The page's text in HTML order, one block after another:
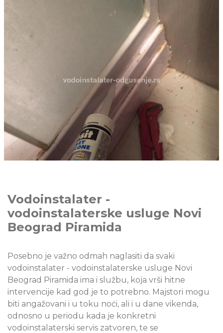
Vodoinstalater -
vodoinstalaterske usluge Novi
Beograd Piramida
Posebno je važno odmah naglasiti da svaki
vodoinstalater - vodoinstalaterske usluge Novi
Beograd Piramida ima i službu, koja vrši hitne
intervencije kad god je to potrebno. Majstori mogu
biti angažovani i u toku noći, ali i u dane vikenda,
odnosno u periodu kada je konkretni
vodoinstalaterski servis zatvoren, te se